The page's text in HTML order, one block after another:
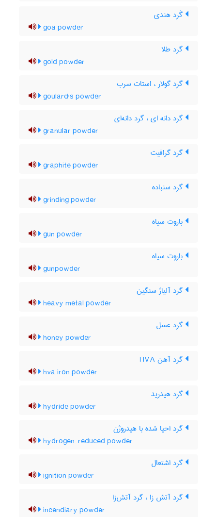
گَرد هندی
goa powder
گرد طلا
gold powder
گرد گولار ، استات سرب
goulard's powder
گرد دانه ای ، گرد دانه‌ای
granular powder
گرد گرافیت
graphite powder
گرد سنباده
grinding powder
باروت سیاه
gun powder
باروت سیاه
gunpowder
گرد آلیاژ سنگین
heavy metal powder
گرد عسل
honey powder
گرد آهن HVA
hva iron powder
گرد هیدرید
hydride powder
گرد احیا شده با هیدروژن
hydrogen-reduced powder
گرد اشتعال
ignition powder
گرد آتش زا ، گرد آتش‌زا
incendiary powder